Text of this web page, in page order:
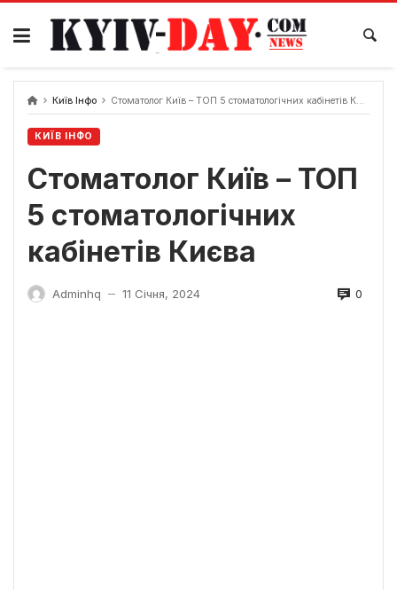
Перейти
вмісту
Київ Інфо Стоматолог Київ – ТОП 5 стоматологічних кабінетів Києва
КИЇВ ІНФО
Стоматолог Київ – ТОП
5 стоматологічних
кабінетів Києва
Adminhq — 11 Січня, 2024 0